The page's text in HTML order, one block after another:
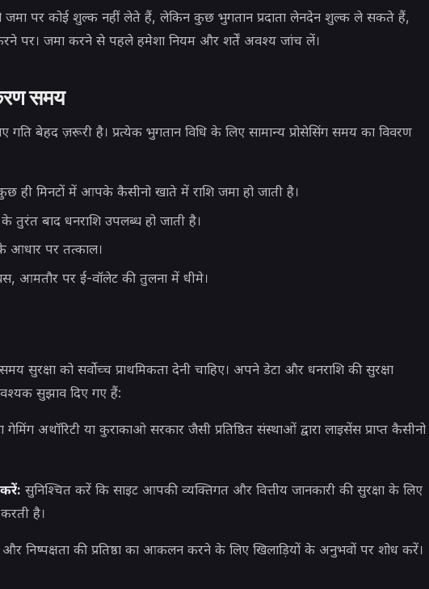
जमा पर कोई शुल्क नहीं लेते हैं, लेकिन कुछ भुगतान प्रदाता लेनदेन शुल्क ले सकते हैं,
पर। जमा करने से पहले हमेशा नियम और शर्तें अवश्य जांच लें।
समय
बेहद ज़रूरी है। प्रत्येक भुगतान विधि के लिए सामान्य प्रोसेसिंग समय का विवरण
ही मिनटों में आपके कैसीनो खाते में राशि जमा हो जाती है।
बाद धनराशि उपलब्ध हो जाती है।
आधार पर तत्काल।
आमतौर पर ई-वॉलेट की तुलना में धीमे।
को सर्वोच्च प्राथमिकता देनी चाहिए। अपने डेटा और धनराशि की सुरक्षा
सुझाव दिए गए हैं:
गेमिंग अथॉरिटी या कुराकाओ सरकार जैसी प्रतिष्ठित संस्थाओं द्वारा लाइसेंस प्राप्त कैसीनो
सुनिश्चित करें कि साइट आपकी व्यक्तिगत और वित्तीय जानकारी की सुरक्षा के लिए
है।
और निष्पक्षता की प्रतिष्ठा का आकलन करने के लिए खिलाड़ियों के अनुभवों पर शोध करें।